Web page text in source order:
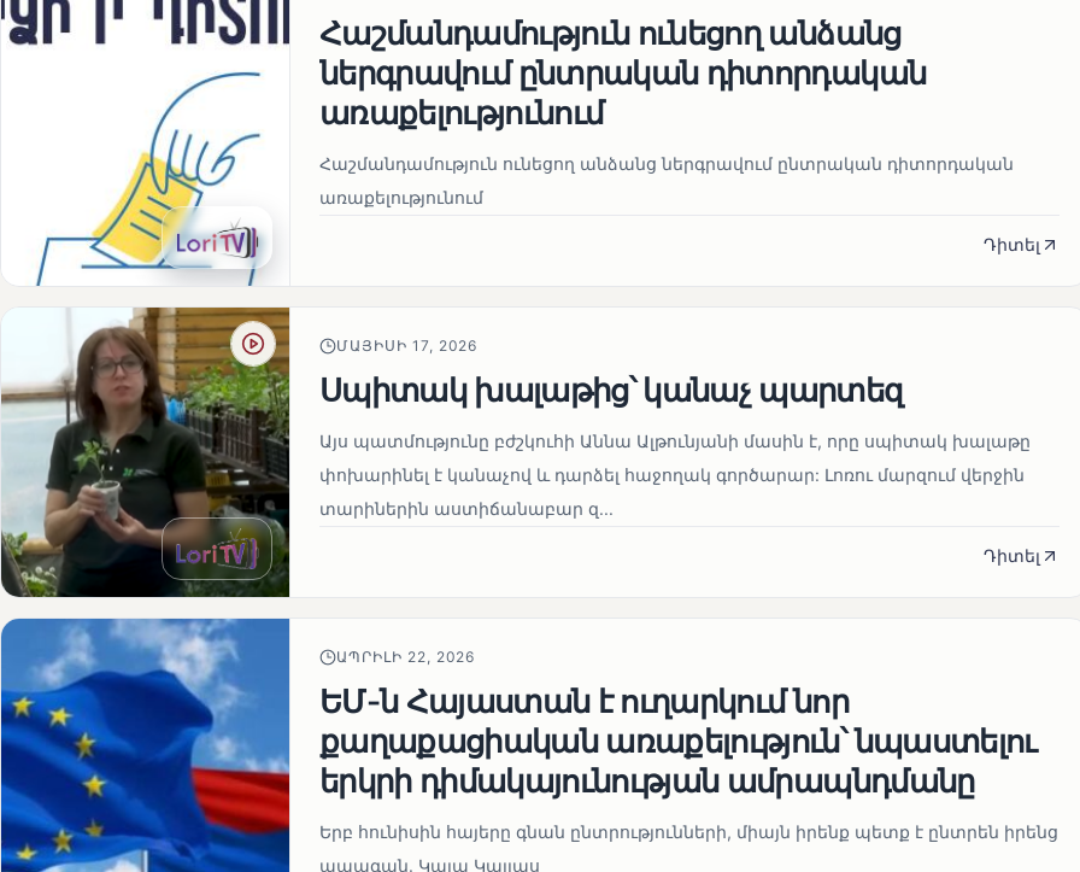
Հաշմանդամություն ունեցող անձանց
ներգրավում ընտրական դիտորդական
առաքելությունում
Հաշմանդամություն ունեցող անձանց ներգրավում ընտրական դիտորդական
առաքելությունում
Դիտել
ՄԱՅԻՍԻ 17, 2026
Սպիտակ խալաթից՝ կանաչ պարտեզ
Այս պատմությունը բժշկուհի Աննա Ալթունյանի մասին է, որը սպիտակ խալաթը
փոխարինել է կանաչով և դարձել հաջողակ գործարար: Լոռու մարզում վերջին
տարիներին աստիճանաբար զ...
Դիտել
ԱՊՐԻԼԻ 22, 2026
ԵՄ-ն Հայաստան է ուղարկում նոր
քաղաքացիական առաքելություն՝ նպաստելու
երկրի դիմակայունության ամրապնդմանը
Երբ հունիսին հայերը գնան ընտրությունների, միայն իրենք պետք է ընտրեն իրենց
ապագան. Կայա Կալլաս